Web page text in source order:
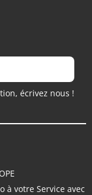
écrivez nous !
à votre Service avec